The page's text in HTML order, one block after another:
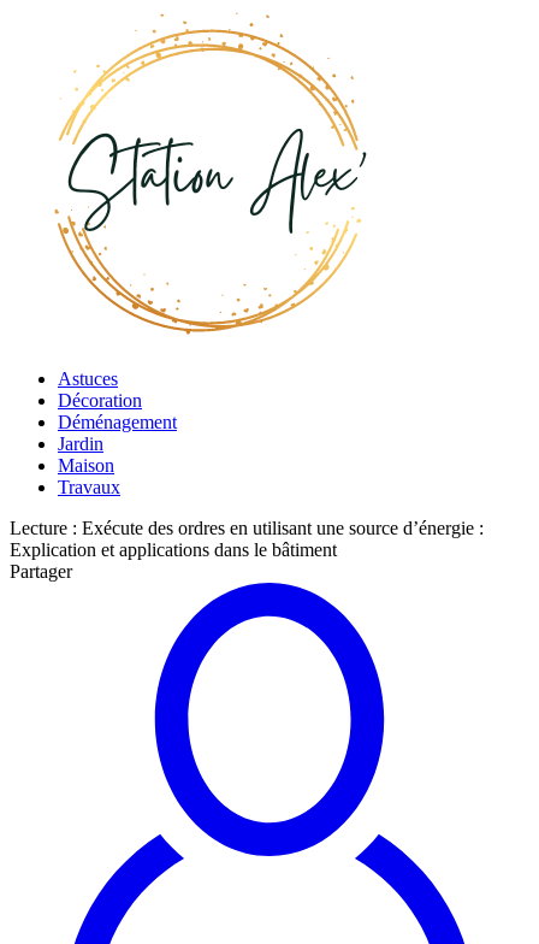
Astuces
Décoration
Déménagement
Jardin
Maison
Travaux
Lecture : Exécute des ordres en utilisant une source d’énergie :
Explication et applications dans le bâtiment
Partager